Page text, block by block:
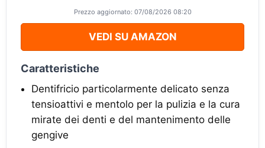
Prezzo aggiornato: 07/08/2026 08:20
VEDI SU AMAZON
Caratteristiche
Dentifricio particolarmente delicato senza
tensioattivi e mentolo per la pulizia e la cura
mirate dei denti e del mantenimento delle
gengive